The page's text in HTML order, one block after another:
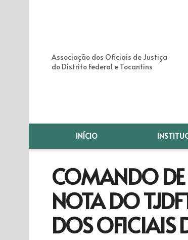
Associação dos Oficiais de Justiça
do Distrito Federal e Tocantins
INÍCIO
COMANDO DE
NOTA DO
DOS OFICIAIS